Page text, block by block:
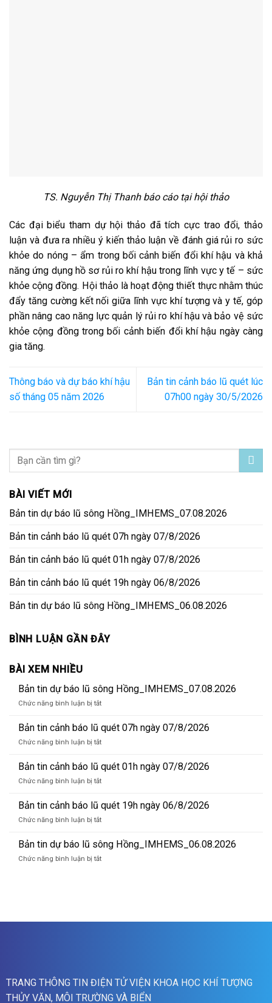
TS. Nguyễn Thị Thanh báo cáo tại hội thảo
Các đại biểu tham dự hội thảo đã tích cực trao đổi, thảo
luận và đưa ra nhiều ý kiến thảo luận về đánh giá rủi ro sức
khỏe do nóng – ẩm trong bối cảnh biến đổi khí hậu và khả
năng ứng dụng hồ sơ rủi ro khí hậu trong lĩnh vực y tế – sức
khỏe cộng đồng. Hội thảo là hoạt động thiết thực nhằm thúc
đẩy tăng cường kết nối giữa lĩnh vực khí tượng và y tế, góp
phần nâng cao năng lực quản lý rủi ro khí hậu và bảo vệ sức
khỏe cộng đồng trong bối cảnh biến đổi khí hậu ngày càng
gia tăng.
Thông báo và dự báo khí hậu
số tháng 05 năm 2026
Bản tin cảnh báo lũ quét lúc
07h00 ngày 30/5/2026
BÀI VIẾT MỚI
Bản tin dự báo lũ sông Hồng_IMHEMS_07.08.2026
Bản tin cảnh báo lũ quét 07h ngày 07/8/2026
Bản tin cảnh báo lũ quét 01h ngày 07/8/2026
Bản tin cảnh báo lũ quét 19h ngày 06/8/2026
Bản tin dự báo lũ sông Hồng_IMHEMS_06.08.2026
BÌNH LUẬN GẦN ĐÂY
BÀI XEM NHIỀU
Bản tin dự báo lũ sông Hồng_IMHEMS_07.08.2026
Chức năng bình luận bị tắtở
tin
dự
báo
sông
Hồng_IMHEMS_07.08.2026
Bản tin cảnh báo lũ quét 07h ngày 07/8/2026
Chức năng bình luận bị tắtở
tin
cảnh
báo
quét
07h
07/8/2026
Bản tin cảnh báo lũ quét 01h ngày 07/8/2026
Chức năng bình luận bị tắtở
tin
cảnh
báo
quét
01h
Bản tin cảnh báo lũ quét 19h ngày 06/8/2026
Chức năng bình luận bị tắtở
tin
cảnh
báo
Bản tin dự báo lũ sông Hồng_IMHEMS_06.08.2026
Chức năng bình luận bị tắtở
sông
TRANG THÔNG TIN ĐIỆN TỬ VIỆN KHOA HỌC KHÍ TƯỢNG
THỦY VĂN, MÔI TRƯỜNG VÀ BIỂN